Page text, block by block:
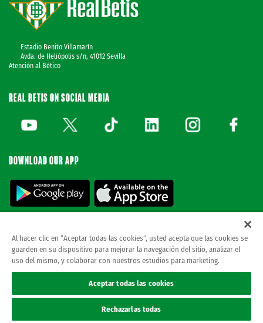
Estadio Benito Villamarín
Avda. de Heliópolis s/n, 41012 Sevilla
Atención al Bético
REAL BETIS ON SOCIAL MEDIA
DOWNLOAD OUR APP
© REAL BETIS BALOMPIE.This website is the only official Real Betis Balompié. All
rights reserved..
Al hacer clic en “Aceptar todas las cookies”, usted acepta que las cookies se
guarden en su dispositivo para mejorar la navegación del sitio, analizar el
uso del mismo, y colaborar con nuestros estudios para marketing.
Aceptar todas las cookies
Rechazarlas todas